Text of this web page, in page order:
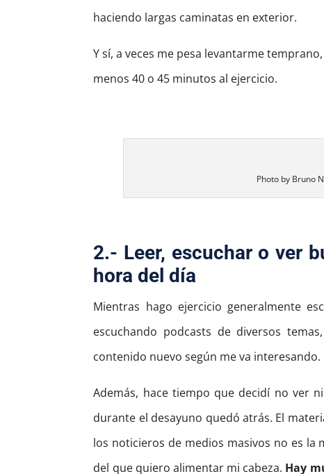
haciendo largas caminatas en exterior.
Y sí, a veces me pesa levantarme
menos 40 o 45 minutos al ejercicio.
Photo by Bruno
2.- Leer, escuchar o ver
hora del día
Mientras hago ejercicio generalmente
escuchando podcasts de diversos
contenido nuevo según me va interesando.
Además, hace tiempo que decidí no ver
durante el desayuno quedó atrás. El
los noticieros de medios masivos no es la
del que quiero alimentar mi cabeza. Hay